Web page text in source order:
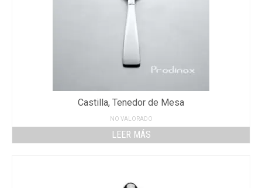
Castilla, Tenedor de Mesa
NO VALORADO
LEER MÁS